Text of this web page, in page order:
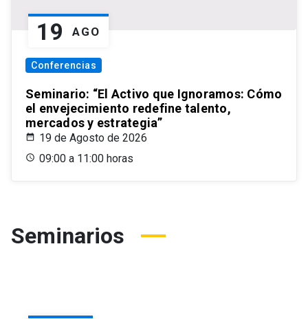
19 AGO
Conferencias
Seminario: “El Activo que Ignoramos: Cómo
el envejecimiento redefine talento,
mercados y estrategia”
19 de Agosto de 2026
09:00 a 11:00 horas
Seminarios